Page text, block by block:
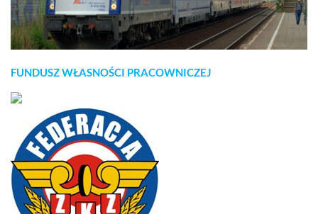
FUNDUSZ WŁASNOŚCI PRACOWNICZEJ